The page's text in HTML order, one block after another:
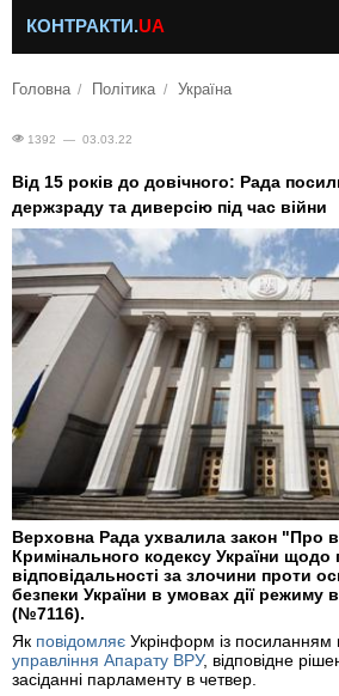
КОНТРАКТИ.UA
Головна Політика Україна
1392 — 03.03.22
Від 15 років до довічного: Рада
держзраду та диверсію під час війни
Верховна Рада ухвалила закон "Про
Кримінального кодексу України щодо
відповідальності за злочини проти
безпеки України в умовах дії режиму
(№7116).
Як повідомляє Укрінформ із посиланням
управління Апарату ВРУ, відповідне
засіданні парламенту в четвер.